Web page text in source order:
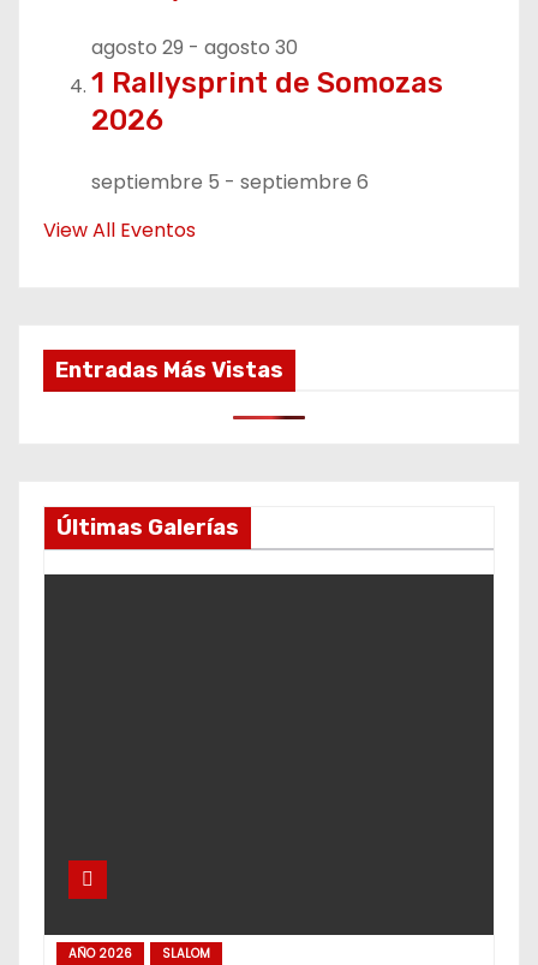
agosto 29 - agosto 30
1 Rallysprint de Somozas
2026
septiembre 5 - septiembre 6
View All Eventos
Entradas Más Vistas
Últimas Galerías
AÑO 2026 SLALOM